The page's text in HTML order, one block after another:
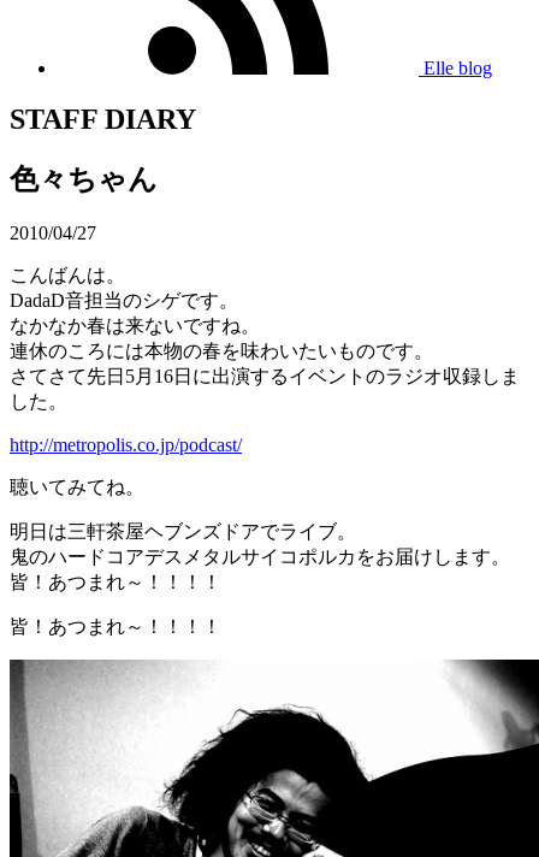
Elle blog
STAFF DIARY
色々ちゃん
2010/04/27
こんばんは。
DadaD音担当のシゲです。
なかなか春は来ないですね。
連休のころには本物の春を味わいたいものです。
さてさて先日5月16日に出演するイベントのラジオ収録しま
した。
http://metropolis.co.jp/podcast/
聴いてみてね。
明日は三軒茶屋ヘブンズドアでライブ。
鬼のハードコアデスメタルサイコポルカをお届けします。
皆！あつまれ～！！！！
皆！あつまれ～！！！！